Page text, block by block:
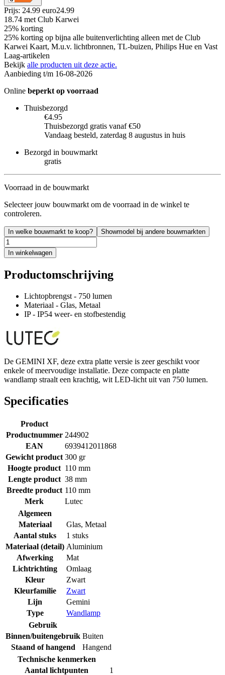
Prijs: 24.99 euro24.99
18.74 met Club Karwei
25% korting
25% korting op bijna alle buitenverlichting alleen met de Club
Karwei Kaart, M.u.v. lichtbronnen, TL-buizen, Philips Hue en Vast
Laag-artikelen
Bekijk alle producten uit deze actie.
Aanbieding t/m 16-08-2026
Online beperkt op voorraad
Thuisbezorgd
€4.95
Thuisbezorgd gratis vanaf €50
Vandaag besteld, zaterdag 8 augustus in huis
Bezorgd in bouwmarkt
gratis
Voorraad in de bouwmarkt
Selecteer jouw bouwmarkt om de voorraad in de winkel te
controleren.
In welke bouwmarkt te koop? Showmodel bij andere bouwmarkten
In winkelwagen
Productomschrijving
Lichtopbrengst - 750 lumen
Materiaal - Glas, Metaal
IP - IP54 weer- en stofbestendig
De GEMINI XF, deze extra platte versie is zeer geschikt voor
enkele of meervoudige installatie. Deze compacte en platte
wandlamp straalt een krachtig, wit LED-licht uit van 750 lumen.
Specificaties
Product
Productnummer 244902
EAN
6939412011868
Gewicht product 300 gr
Hoogte product 110 mm
Lengte product 38 mm
Breedte product 110 mm
Merk
Lutec
Algemeen
Materiaal
Glas, Metaal
Aantal stuks
1 stuks
Materiaal (detail) Aluminium
Afwerking
Mat
Lichtrichting
Omlaag
Kleur
Zwart
Kleurfamilie
Zwart
Lijn
Gemini
Type
Wandlamp
Gebruik
Binnen/buitengebruik Buiten
Staand of hangend
Hangend
Technische kenmerken
Aantal lichtpunten
1